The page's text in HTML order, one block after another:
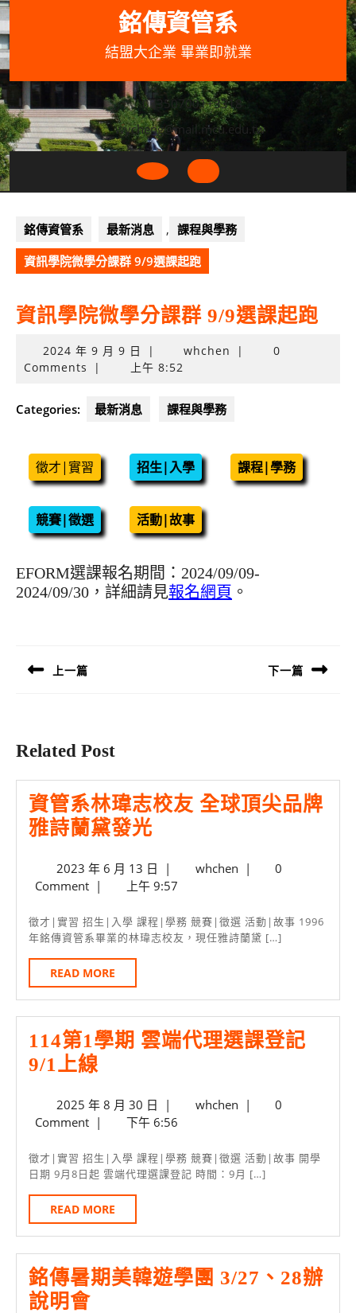
Skip
to
content
銘傳資管系
結盟大企業 畢業即就業
033507001+3318
wycheng@mail.mcu.edu.tw
Open
銘傳資管系
最新消息 , 課程與學務
資訊學院微學分課群 9/9選課起跑
資訊學院微學分課群 9/9選課起跑
2024 年 9 月 9 日 2024
年
9
| whchen |
0
Comments
| 上午 8:52
Categories: 最新消息 課程與學務
徵才|實習 招生|入學 課程|學務
競賽|徵選 活動|故事
EFORM選課報名期間：2024/09/09-
2024/09/30，詳細請見報名網頁 。
導
上一篇 下一篇
Related Post
資管系林瑋志校友 全球頂尖品牌
雅詩蘭黛發光
系
瑋
志
友
全
球
品
雅
詩
黛
發
光
2023 年 6 月 13 日 2023
年
月
13
| whchenwhchen
|
0
Comment | 上午 9:57
徵才|實習 招生|入學 課程|學務 競賽|徵選 活動|故事 1996
年銘傳資管系畢業的林瑋志校友，現任雅詩蘭黛 […]
READ MORE
MORE
114第1學期 雲端代理選課登記
9/1上線
1
學
期
雲
端
代
理
選
2025 年 8 月 30 日 2025
年
月
30
| whchenwhchen
|
0
Comment | 下午 6:56
徵才|實習 招生|入學 課程|學務 競賽|徵選 活動|故事 開學
日期 9月8日起 雲端代理選課登記 時間：9月 […]
READ MORE
MORE
銘傳暑期美韓遊學團 3/27、28辦
說明會銘